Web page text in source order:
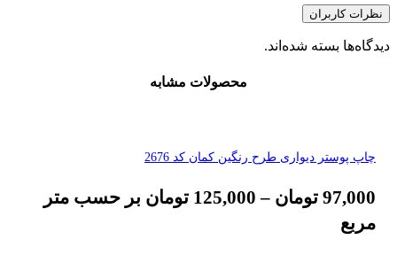
نظرات کاربران
دیدگاه‌ها بسته شده‌اند.
محصولات مشابه
چاپ پوستر دیواری طرح رنگین کمان کد 2676
97,000 تومان –
125,000 تومان بر حسب متر
مربع